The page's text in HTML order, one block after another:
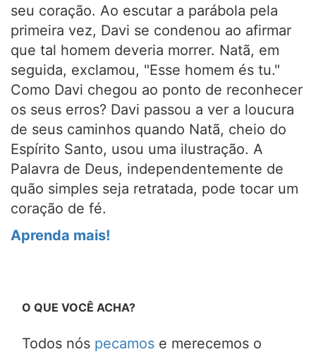
seu coração. Ao escutar a parábola pela
primeira vez, Davi se condenou ao afirmar
que tal homem deveria morrer. Natã, em
seguida, exclamou, "Esse homem és tu."
Como Davi chegou ao ponto de reconhecer
os seus erros? Davi passou a ver a loucura
de seus caminhos quando Natã, cheio do
Espírito Santo, usou uma ilustração. A
Palavra de Deus, independentemente de
quão simples seja retratada, pode tocar um
coração de fé.
Aprenda mais!
O QUE VOCÊ ACHA?
Todos nós pecamos e merecemos o